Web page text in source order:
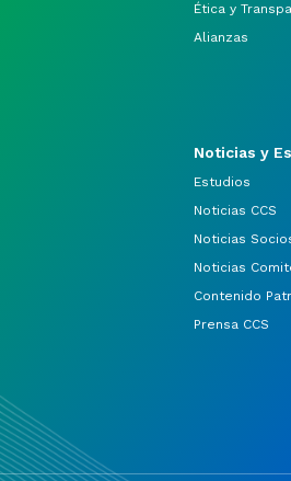
Ética y
Alianzas
Noticias y
Estudios
Noticias CCS
Noticias
Noticias
Contenido
Prensa CCS